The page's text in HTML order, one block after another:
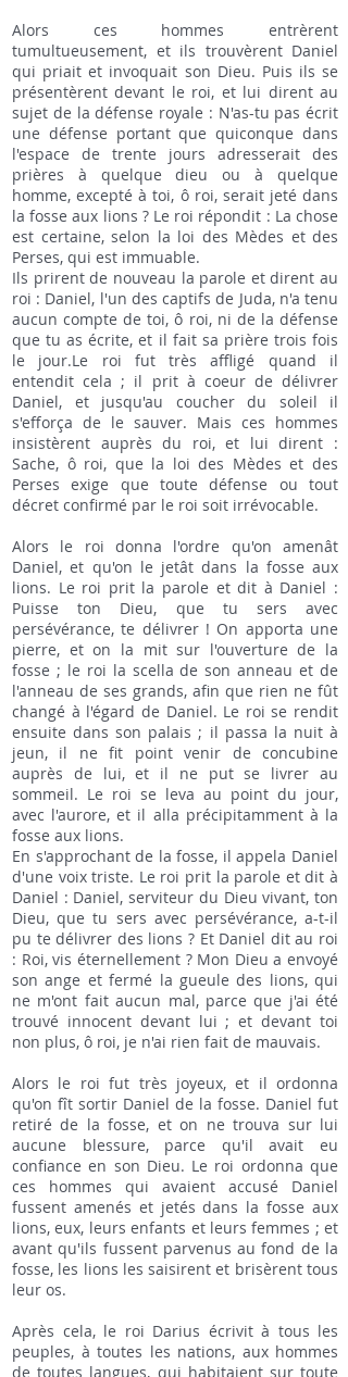
Alors ces hommes entrèrent
tumultueusement, et ils trouvèrent Daniel
qui priait et invoquait son Dieu. Puis ils se
présentèrent devant le roi, et lui dirent au
sujet de la défense royale : N'as-tu pas écrit
une défense portant que quiconque dans
l'espace de trente jours adresserait des
prières à quelque dieu ou à quelque
homme, excepté à toi, ô roi, serait jeté dans
la fosse aux lions ? Le roi répondit : La chose
est certaine, selon la loi des Mèdes et des
Perses, qui est immuable.
Ils prirent de nouveau la parole et dirent au
roi : Daniel, l'un des captifs de Juda, n'a tenu
aucun compte de toi, ô roi, ni de la défense
que tu as écrite, et il fait sa prière trois fois
le jour.Le roi fut très affligé quand il
entendit cela ; il prit à coeur de délivrer
Daniel, et jusqu'au coucher du soleil il
s'efforça de le sauver. Mais ces hommes
insistèrent auprès du roi, et lui dirent :
Sache, ô roi, que la loi des Mèdes et des
Perses exige que toute défense ou tout
décret confirmé par le roi soit irrévocable.
Alors le roi donna l'ordre qu'on amenât
Daniel, et qu'on le jetât dans la fosse aux
lions. Le roi prit la parole et dit à Daniel :
Puisse ton Dieu, que tu sers avec
persévérance, te délivrer ! On apporta une
pierre, et on la mit sur l'ouverture de la
fosse ; le roi la scella de son anneau et de
l'anneau de ses grands, afin que rien ne fût
changé à l'égard de Daniel. Le roi se rendit
ensuite dans son palais ; il passa la nuit à
jeun, il ne fit point venir de concubine
auprès de lui, et il ne put se livrer au
sommeil. Le roi se leva au point du jour,
avec l'aurore, et il alla précipitamment à la
fosse aux lions.
En s'approchant de la fosse, il appela Daniel
d'une voix triste. Le roi prit la parole et dit à
Daniel : Daniel, serviteur du Dieu vivant, ton
Dieu, que tu sers avec persévérance, a-t-il
pu te délivrer des lions ? Et Daniel dit au roi
: Roi, vis éternellement ? Mon Dieu a envoyé
son ange et fermé la gueule des lions, qui
ne m'ont fait aucun mal, parce que j'ai été
trouvé innocent devant lui ; et devant toi
non plus, ô roi, je n'ai rien fait de mauvais.
Alors le roi fut très joyeux, et il ordonna
qu'on fît sortir Daniel de la fosse. Daniel fut
retiré de la fosse, et on ne trouva sur lui
aucune blessure, parce qu'il avait eu
confiance en son Dieu. Le roi ordonna que
ces hommes qui avaient accusé Daniel
fussent amenés et jetés dans la fosse aux
lions, eux, leurs enfants et leurs femmes ; et
avant qu'ils fussent parvenus au fond de la
fosse, les lions les saisirent et brisèrent tous
leur os.
Après cela, le roi Darius écrivit à tous les
peuples, à toutes les nations, aux hommes
de toutes langues, qui habitaient sur toute